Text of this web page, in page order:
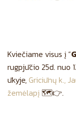
Kviečiame visus į “
rugpjūčio 25d. nuo
ūkyje,Griciūnų k.,
žemėlapį 🗺👉.